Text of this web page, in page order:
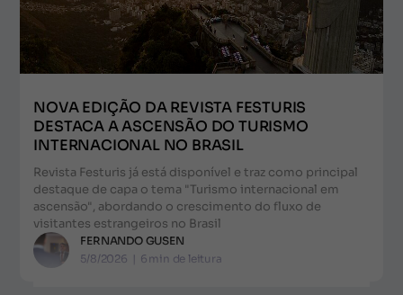
NOVA EDIÇÃO DA REVISTA FESTURIS
DESTACA A ASCENSÃO DO TURISMO
INTERNACIONAL NO BRASIL
Revista Festuris já está disponível e traz como principal
destaque de capa o tema "Turismo internacional em
ascensão", abordando o crescimento do fluxo de
visitantes estrangeiros no Brasil
FERNANDO GUSEN
5/8/2026 | 6 min de leitura